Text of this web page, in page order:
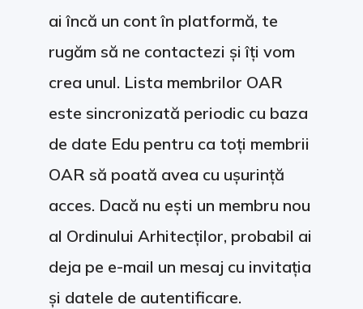
ai încă un cont în platformă, te
rugăm să ne contactezi și îți vom
crea unul. Lista membrilor OAR
este sincronizată periodic cu baza
de date Edu pentru ca toți membrii
OAR să poată avea cu ușurință
acces. Dacă nu ești un membru nou
al Ordinului Arhitecților, probabil ai
deja pe e-mail un mesaj cu invitația
și datele de autentificare.